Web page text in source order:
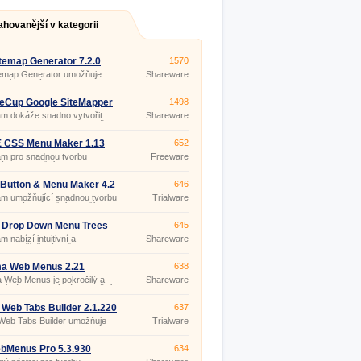
v kategorii
Generator 7.2.0
Generator umožňuje
textových, HTML, RSS,
1570
Shareware
Google SiteMapper
dokáže snadno vytvořit
indexovanou mapu všech
na vašem webu
vyhledávači Google i jiným
snadné nalezení
1498
Shareware
CSS Menu Maker 1.13
pro snadnou tvorbu
navigačních menu s
kód.
652
Freeware
& Menu Maker 4.2
umožňující snadnou tvorbu
funkčních tlačítek a
webové stránky.
646
Trialware
Drop Down Menu Trees
nabízí intuitivní a
přívětivý způsob
stránkách a
pro manipulaci s nimi,
hierarchického
645
Shareware
Web Menus 2.21
Web Menus je pokročilý a
nástroj, který vám umožní
menu, která jsou
se všemi běžně
prohlížeči a to bez
638
Shareware
Web Tabs Builder 2.1.220
Tabs Builder umožňuje
aplikaci moderní navigace
webových stránkách.
637
Trialware
Pro 5.3.930
634